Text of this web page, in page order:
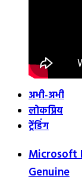
अभी-अभी
लोकप्रिय
ट्रेंडिंग
Microsoft
Genuine